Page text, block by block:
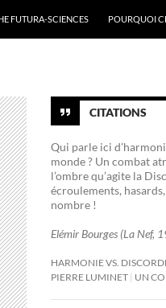
FUTURA-SCIENCES
POURQUOI
CITATIONS
Qui parle ici
monde ? Un combat
l’ombre qu’agite la
écroulements,
nombre !
Elémir Bourges (La Nef,
HARMONIE VS.
PIERRE LUMINET UN